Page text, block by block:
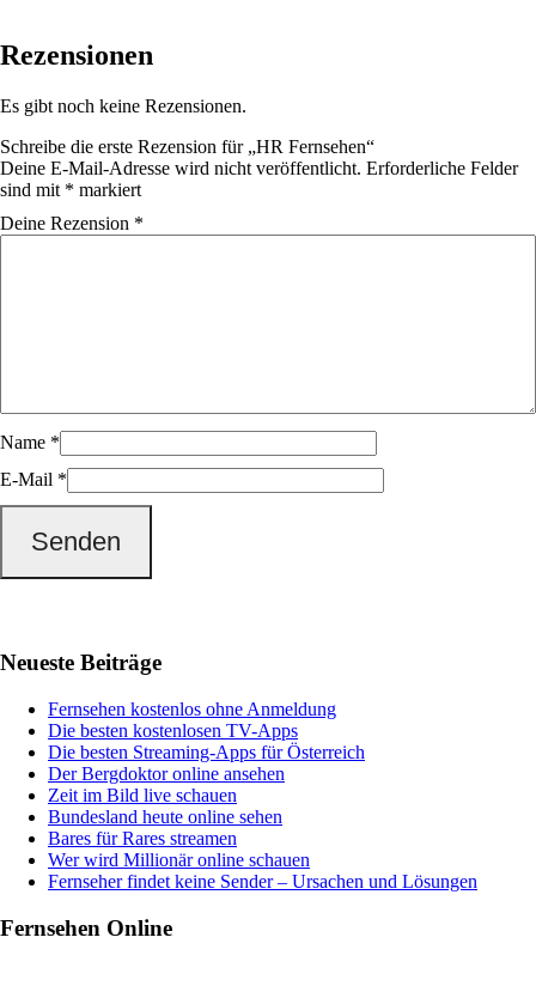
Rezensionen
Es gibt noch keine Rezensionen.
Schreibe die erste Rezension für „HR Fernsehen“
Deine E-Mail-Adresse wird nicht veröffentlicht. Erforderliche Felder
sind mit * markiert
Deine Rezension *
Name *
E-Mail *
Sidebar
Neueste Beiträge
Fernsehen kostenlos ohne Anmeldung
Die besten kostenlosen TV-Apps
Die besten Streaming-Apps für Österreich
Der Bergdoktor online ansehen
Zeit im Bild live schauen
Bundesland heute online sehen
Bares für Rares streamen
Wer wird Millionär online schauen
Fernseher findet keine Sender – Ursachen und Lösungen
Fernsehen Online